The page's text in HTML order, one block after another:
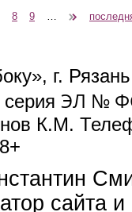
8 9
г.
ЭЛ №
К.М.
e-mail)
сайта